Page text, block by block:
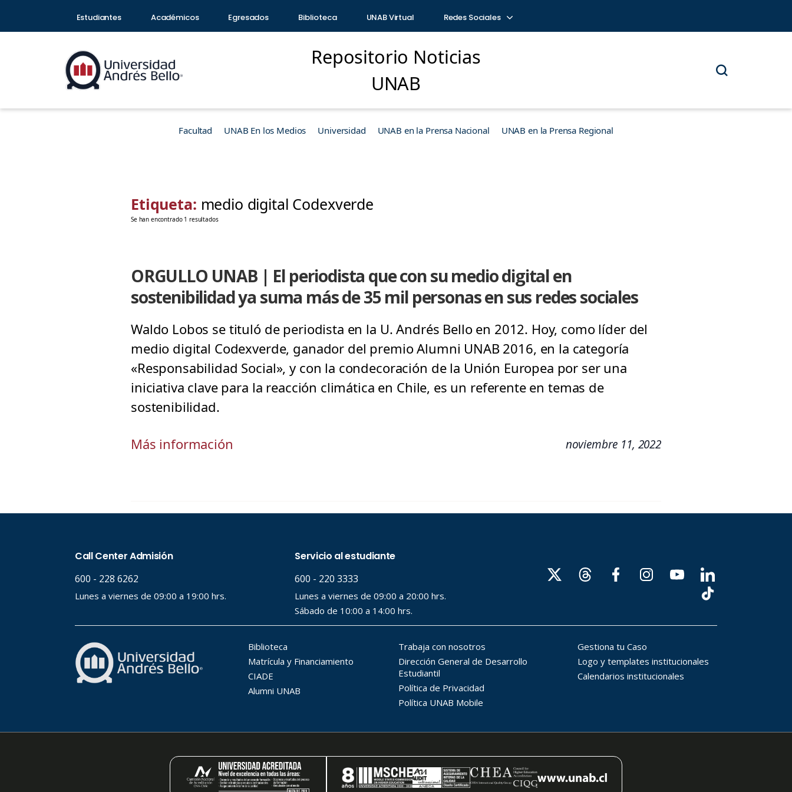
Estudiantes Académicos Egresados Biblioteca UNAB Virtual Redes Sociales
Repositorio Noticias
UNAB
Facultad UNAB En los Medios Universidad UNAB en la Prensa Nacional UNAB en la Prensa Regional
Etiqueta: medio digital Codexverde
Se han encontrado 1 resultados
ORGULLO UNAB | El periodista que con su medio digital en
sostenibilidad ya suma más de 35 mil personas en sus redes sociales
Waldo Lobos se tituló de periodista en la U. Andrés Bello en 2012. Hoy, como líder del
medio digital Codexverde, ganador del premio Alumni UNAB 2016, en la categoría
«Responsabilidad Social», y con la condecoración de la Unión Europea por ser una
iniciativa clave para la reacción climática en Chile, es un referente en temas de
sostenibilidad.
Más información noviembre 11, 2022